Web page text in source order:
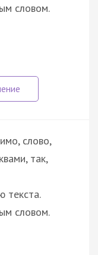
словом.
слово,
так,
текста.
словом.